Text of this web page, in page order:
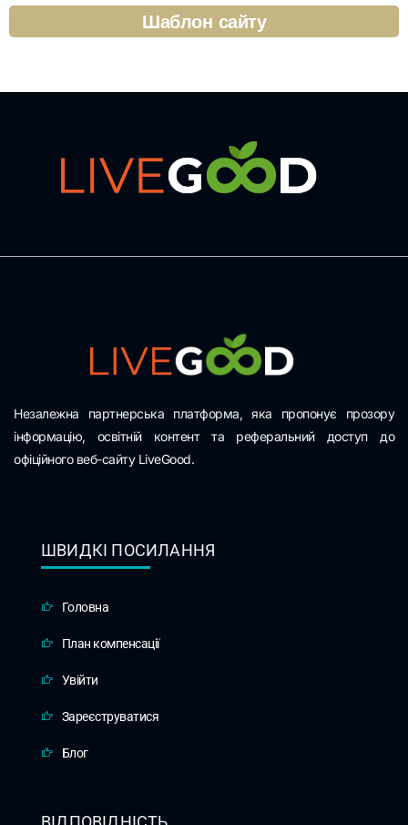
Шаблон сайту
Незалежна партнерська платформа, яка пропонує прозору
інформацію, освітній контент та реферальний доступ до
офіційного веб-сайту LiveGood.
ШВИДКІ ПОСИЛАННЯ
Головна
План компенсації
Увійти
Зареєструватися
Блог